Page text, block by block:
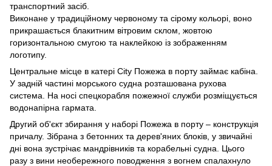
транспортний засіб.
Виконане у традиційному червоному та сірому кольорі, воно
прикрашається блакитним вітровим склом, жовтою
горизонтальною смугою та наклейкою із зображенням
логотипу.
Центральне місце в катері City Пожежа в порту займає кабіна.
У задній частині морського судна розташована рухова
система. На носі спецкорабля пожежної служби розміщується
водонапірна гармата.
Другий об'єкт збирання у наборі Пожежа в порту – конструкція
причалу. Зібрана з бетонних та дерев'яних блоків, у звичайні
дні вона зустрічає мандрівників та корабельні судна. Цього
разу з вини необережного поводження з вогнем спалахнуло